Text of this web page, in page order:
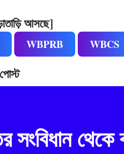
আসছে]
WBPRB WBCS
সংবিধান